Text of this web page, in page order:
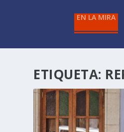
EN LA MIRA
ETIQUETA: